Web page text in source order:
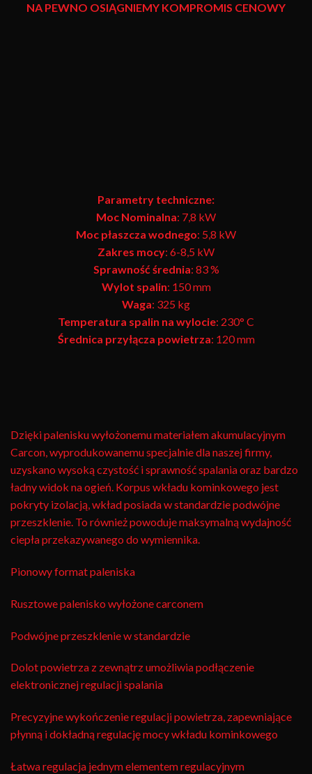
NA PEWNO OSIĄGNIEMY KOMPROMIS CENOWY
Parametry techniczne:
Moc Nominalna: 7,8 kW
Moc płaszcza wodnego: 5,8 kW
Zakres mocy: 6-8,5 kW
Sprawność średnia: 83 %
Wylot spalin: 150 mm
Waga: 325 kg
Temperatura spalin na wylocie: 230° C
Średnica przyłącza powietrza: 120 mm
Dzięki palenisku wyłożonemu materiałem akumulacyjnym
Carcon, wyprodukowanemu specjalnie dla naszej firmy,
uzyskano wysoką czystość i sprawność spalania oraz bardzo
ładny widok na ogień. Korpus wkładu kominkowego jest
pokryty izolacją, wkład posiada w standardzie podwójne
przeszklenie. To również powoduje maksymalną wydajność
ciepła przekazywanego do wymiennika.
Pionowy format paleniska
Rusztowe palenisko wyłożone carconem
Podwójne przeszklenie w standardzie
Dolot powietrza z zewnątrz umożliwia podłączenie
elektronicznej regulacji spalania
Precyzyjne wykończenie regulacji powietrza, zapewniające
płynną i dokładną regulację mocy wkładu kominkowego
Łatwa regulacja jednym elementem regulacyjnym